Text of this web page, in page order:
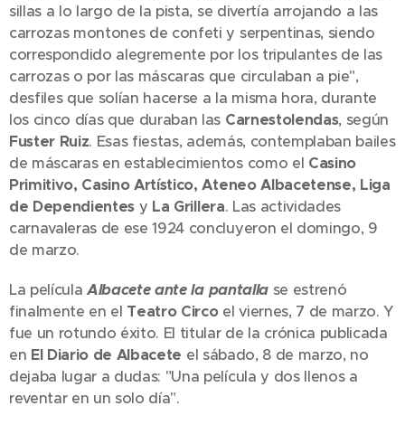
sillas a lo largo de la pista, se divertía arrojando a las
carrozas montones de confeti y serpentinas, siendo
correspondido alegremente por los tripulantes de las
carrozas o por las máscaras que circulaban a pie",
desfiles que solían hacerse a la misma hora, durante
los cinco días que duraban las Carnestolendas, según
Fuster Ruiz. Esas fiestas, además, contemplaban bailes
de máscaras en establecimientos como el Casino
Primitivo, Casino Artístico, Ateneo Albacetense, Liga
de Dependientes y La Grillera. Las actividades
carnavaleras de ese 1924 concluyeron el domingo, 9
de marzo.
La películaAlbacete ante la pantallase estrenó
finalmente en el Teatro Circo el viernes, 7 de marzo. Y
fue un rotundo éxito. El titular de la crónica publicada
en El Diario de Albacete el sábado, 8 de marzo, no
dejaba lugar a dudas: "Una película y dos llenos a
reventar en un solo día".